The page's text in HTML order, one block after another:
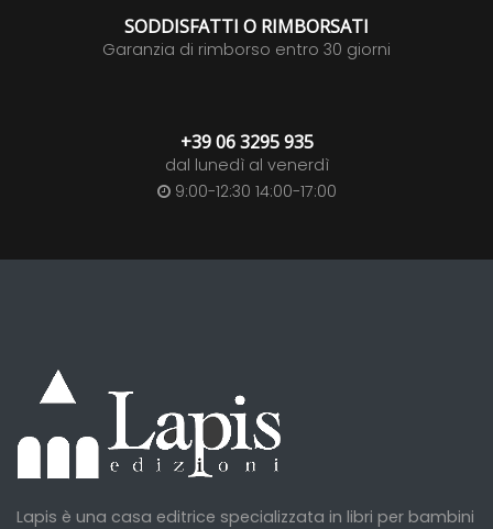
SODDISFATTI O RIMBORSATI
Garanzia di rimborso entro 30 giorni
+39 06 3295 935
dal lunedì al venerdì
9:00-12:30 14:00-17:00
Lapis è una casa editrice specializzata in libri per bambini